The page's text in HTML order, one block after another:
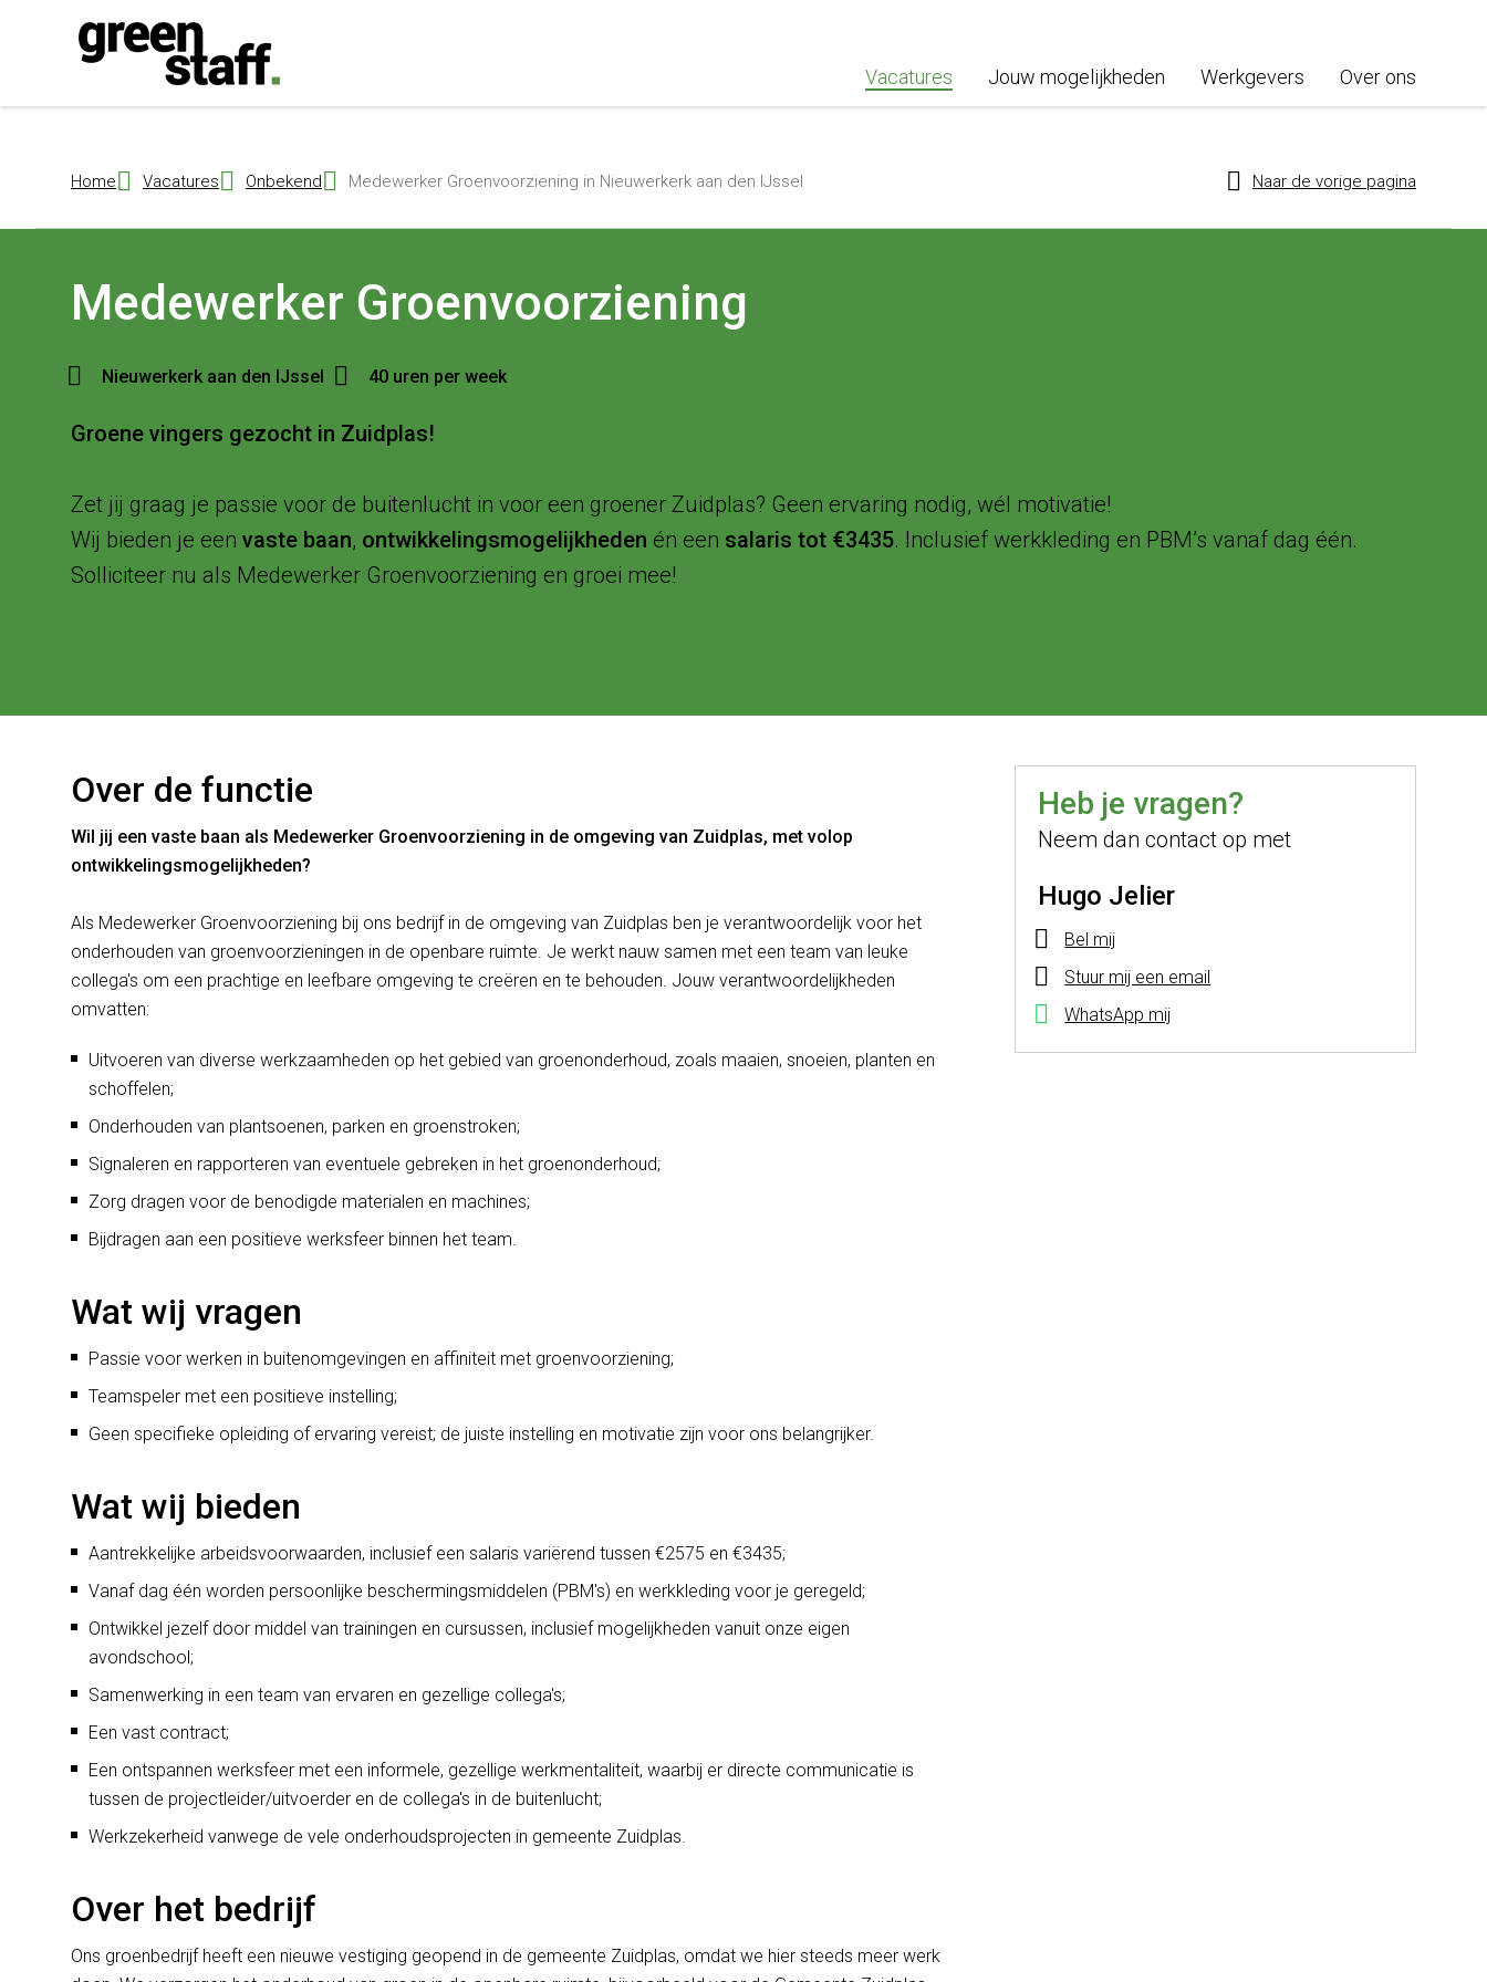
Vacatures Jouw mogelijkheden Werkgevers Over ons
Home Vacatures Onbekend Medewerker Groenvoorziening in Nieuwerkerk aan den IJssel Naar de vorige pagina
Medewerker Groenvoorziening
Nieuwerkerk aan den IJssel 40 uren per week
Groene vingers gezocht in Zuidplas!
Zet jij graag je passie voor de buitenlucht in voor een groener Zuidplas? Geen ervaring nodig, wél motivatie!
Wij bieden je een vaste baan, ontwikkelingsmogelijkheden én een salaris tot €3435. Inclusief werkkleding en PBM’s vanaf dag één.
Solliciteer nu als Medewerker Groenvoorziening en groei mee!
Over de functie
Wil jij een vaste baan als Medewerker Groenvoorziening in de omgeving van Zuidplas, met volop
ontwikkelingsmogelijkheden?
Als Medewerker Groenvoorziening bij ons bedrijf in de omgeving van Zuidplas ben je verantwoordelijk voor het
onderhouden van groenvoorzieningen in de openbare ruimte. Je werkt nauw samen met een team van leuke
collega's om een prachtige en leefbare omgeving te creëren en te behouden. Jouw verantwoordelijkheden
omvatten:
Uitvoeren van diverse werkzaamheden op het gebied van groenonderhoud, zoals maaien, snoeien, planten en
schoffelen;
Onderhouden van plantsoenen, parken en groenstroken;
Signaleren en rapporteren van eventuele gebreken in het groenonderhoud;
Zorg dragen voor de benodigde materialen en machines;
Bijdragen aan een positieve werksfeer binnen het team.
Wat wij vragen
Passie voor werken in buitenomgevingen en affiniteit met groenvoorziening;
Teamspeler met een positieve instelling;
Geen specifieke opleiding of ervaring vereist; de juiste instelling en motivatie zijn voor ons belangrijker.
Wat wij bieden
Aantrekkelijke arbeidsvoorwaarden, inclusief een salaris variërend tussen €2575 en €3435;
Vanaf dag één worden persoonlijke beschermingsmiddelen (PBM's) en werkkleding voor je geregeld;
Ontwikkel jezelf door middel van trainingen en cursussen, inclusief mogelijkheden vanuit onze eigen
avondschool;
Samenwerking in een team van ervaren en gezellige collega's;
Een vast contract;
Een ontspannen werksfeer met een informele, gezellige werkmentaliteit, waarbij er directe communicatie is
tussen de projectleider/uitvoerder en de collega's in de buitenlucht;
Werkzekerheid vanwege de vele onderhoudsprojecten in gemeente Zuidplas.
Over het bedrijf
Ons groenbedrijf heeft een nieuwe vestiging geopend in de gemeente Zuidplas, omdat we hier steeds meer werk
Heb je vragen?
Neem dan contact op met
Hugo Jelier
Bel mij
Stuur mij een email
WhatsApp mij